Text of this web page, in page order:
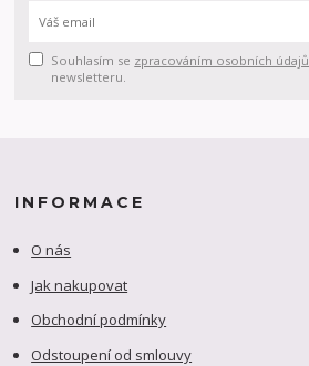
Souhlasím se zpracováním osobních údajů
newsletteru.
INFORMACE
O nás
Jak nakupovat
Obchodní podmínky
Odstoupení od smlouvy